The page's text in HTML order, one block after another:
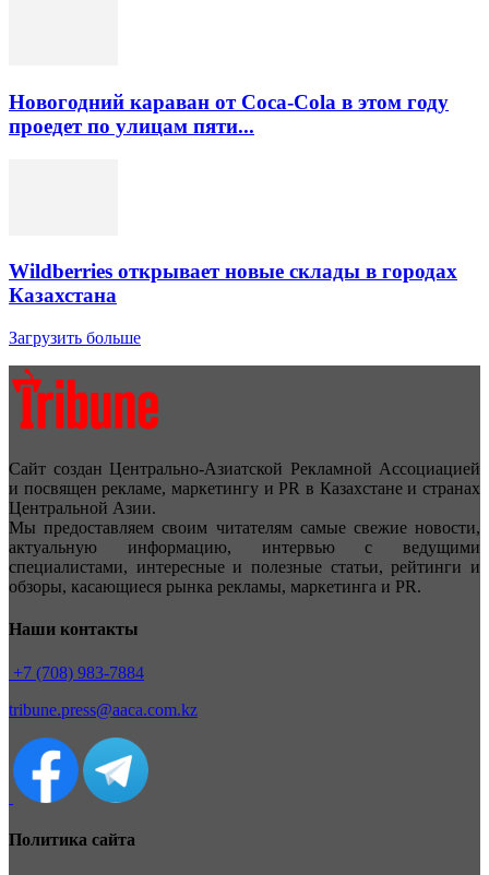
Новогодний караван от Coca-Cola в этом году
проедет по улицам пяти...
Wildberries открывает новые склады в городах
Казахстана
Загрузить больше
Сайт создан Центрально-Азиатской Рекламной Ассоциацией
и посвящен рекламе, маркетингу и PR в Казахстане и странах
Центральной Азии.
Мы предоставляем своим читателям самые свежие новости,
актуальную информацию, интервью с ведущими
специалистами, интересные и полезные статьи, рейтинги и
обзоры, касающиеся рынка рекламы, маркетинга и PR.
Наши контакты
+7 (708) 983-7884
tribune.press@aaca.com.kz
Политика сайта